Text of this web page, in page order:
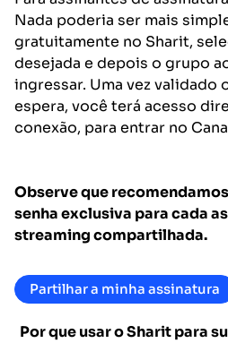
Nada poderia ser mais
gratuitamente no Sharit,
desejada e depois o grupo
ingressar. Uma vez validado
espera, você terá acesso
conexão, para entrar no
Observe que
senha exclusiva para cada
streaming compartilhada.
Partilhar a minha assinatura
Por que usar o Sharit para